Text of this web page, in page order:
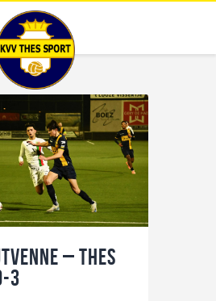
– THES
3